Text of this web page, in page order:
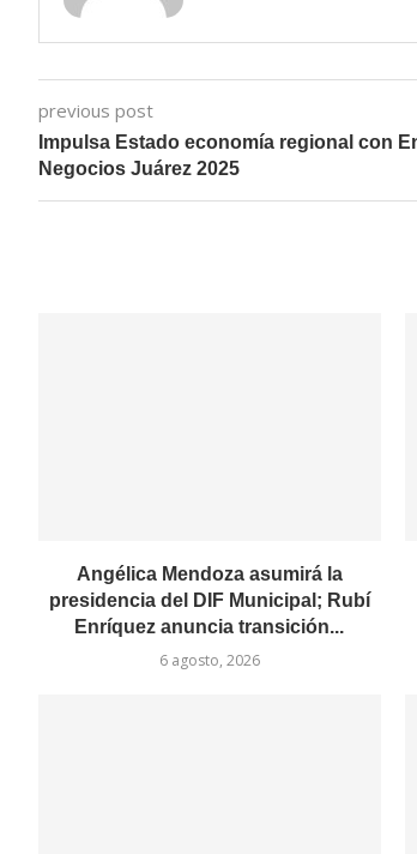
previous post
Impulsa Estado economía regional con
Negocios Juárez 2025
Angélica Mendoza asumirá la
presidencia del DIF Municipal; Rubí
Enríquez anuncia transición...
6 agosto, 2026